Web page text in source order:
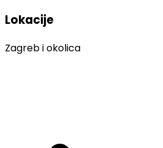
Lokacije
Zagreb i okolica